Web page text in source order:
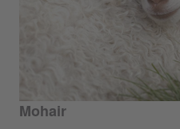
Mohair